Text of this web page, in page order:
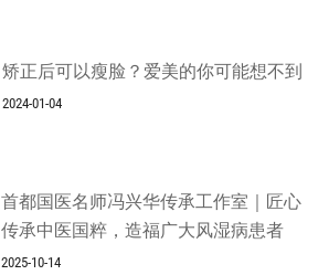
矫正后可以瘦脸？爱美的你可能想不到
2024-01-04
首都国医名师冯兴华传承工作室｜匠心
传承中医国粹，造福广大风湿病患者
2025-10-14